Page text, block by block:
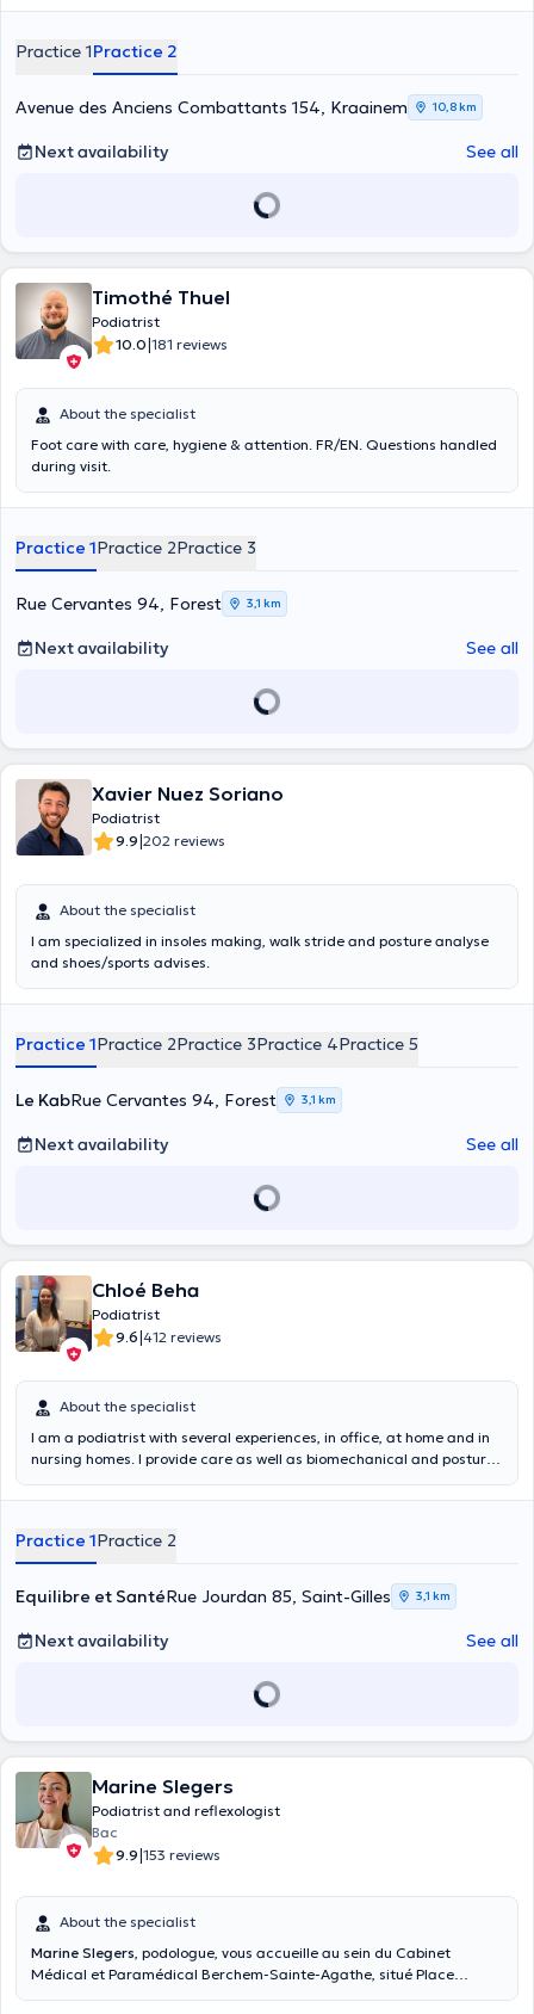
Practice 1Practice 2
Avenue des Anciens Combattants 154, Kraainem 10,8 km
Next availability See all
Timothé Thuel
Podiatrist
10.0|181 reviews
About the specialist
Foot care with care, hygiene & attention. FR/EN. Questions handled
during visit.
Practice 1Practice 2Practice 3
Rue Cervantes 94, Forest 3,1 km
Next availability See all
Xavier Nuez Soriano
Podiatrist
9.9|202 reviews
About the specialist
I am specialized in insoles making, walk stride and posture analyse
and shoes/sports advises.
Practice 1Practice 2Practice 3Practice 4Practice 5
Le KabRue Cervantes 94, Forest 3,1 km
Next availability See all
Chloé Beha
Podiatrist
9.6|412 reviews
About the specialist
I am a podiatrist with several experiences, in office, at home and in
nursing homes. I provide care as well as biomechanical and postural
"Équilibré et Santé" in order to work as a team with doctors,
human body, I like to welcome my patients in a warm and friendly
manner. You can consult me for an analysis of walking, running,
posture, ingrown toenails, corns or calluses... I make my own insoles
in my workshop, which is located on site. This allows me to make
immediate adjustments according to the evolution of your
pathology. As a former high level gymnast, I treat ortho-traumatic,
sports pathologies. My dynamism and my curiosity, I continuously
emergencies, a solution is always possible!
Practice 1Practice 2
Equilibre et SantéRue Jourdan 85, Saint-Gilles 3,1 km
Next availability See all
Marine Slegers
Podiatrist and reflexologist
Bac
9.9|153 reviews
About the specialist
Marine Slegers, podologue, vous accueille au sein du Cabinet
Médical et Paramédical Berchem-Sainte-Agathe, situé Place